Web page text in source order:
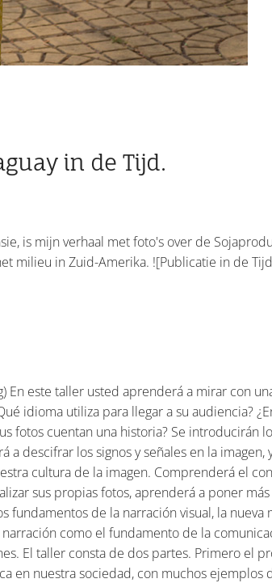
in de Tijd.
is mijn verhaal met foto's over de
milieu in Zuid-Amerika. ![Publicatie in de
En este taller usted aprenderá a mirar con
idioma utiliza para llegar a su audiencia?
fotos cuentan una historia? Se introducirán
descifrar los signos y señales en la imagen,
cultura de la imagen. Comprenderá el
sus propias fotos, aprenderá a poner más
de la narración visual, la nueva
como el fundamento de la
El taller consta de dos partes. Primero el
en nuestra sociedad, con muchos ejemplos